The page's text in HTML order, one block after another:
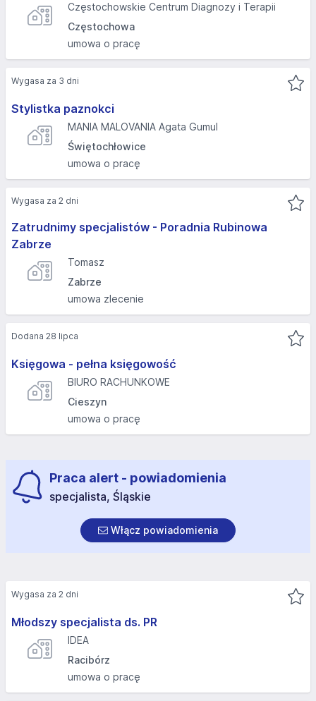
Częstochowskie Centrum Diagnozy i Terapii
Częstochowa
umowa o pracę
Stylistka paznokci
MANIA MALOVANIA Agata Gumul
Świętochłowice
umowa o pracę
Wygasa za 3 dni
Zatrudnimy specjalistów - Poradnia Rubinowa
Zabrze
Tomasz
Zabrze
umowa zlecenie
Wygasa za 2 dni
Księgowa - pełna księgowość
BIURO RACHUNKOWE
Cieszyn
umowa o pracę
Dodana 28 lipca
Praca alert - powiadomienia
specjalista, Śląskie
Włącz powiadomienia
Młodszy specjalista ds. PR
IDEA
Racibórz
umowa o pracę
Wygasa za 2 dni